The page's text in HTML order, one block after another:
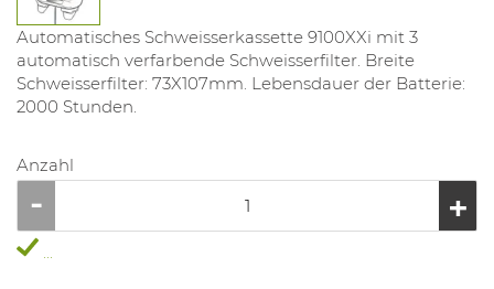
Automatisches Schweisserkassette 9100XXi mit 3
automatisch verfarbende Schweisserfilter. Breite
Schweisserfilter: 73X107mm. Lebensdauer der Batterie:
2000 Stunden.
Anzahl
...